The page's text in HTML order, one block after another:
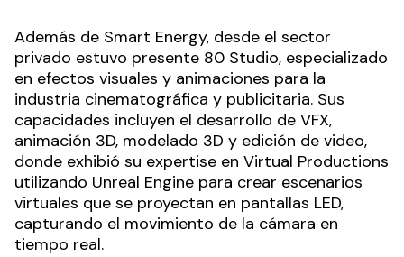
Además de Smart Energy, desde el sector
privado estuvo presente 80 Studio, especializado
en efectos visuales y animaciones para la
industria cinematográfica y publicitaria. Sus
capacidades incluyen el desarrollo de VFX,
animación 3D, modelado 3D y edición de video,
donde exhibió su expertise en Virtual Productions
utilizando Unreal Engine para crear escenarios
virtuales que se proyectan en pantallas LED,
capturando el movimiento de la cámara en
tiempo real.